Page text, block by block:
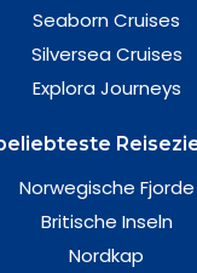
Seaborn Cruises
Silversea Cruises
Explora Journeys
Norwegische Fjorde
Britische Inseln
Nordkap